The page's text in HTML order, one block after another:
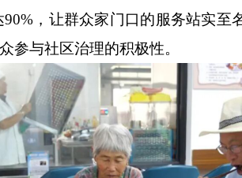
，让群众家门口的服务站实至
参与社区治理的积极性。